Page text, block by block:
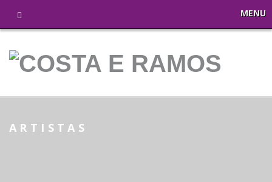
MENU
ARTISTAS